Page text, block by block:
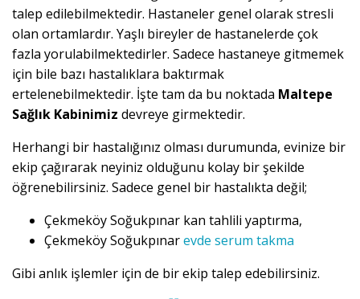
talep edilebilmektedir. Hastaneler genel olarak stresli
olan ortamlardır. Yaşlı bireyler de hastanelerde çok
fazla yorulabilmektedirler. Sadece hastaneye gitmemek
için bile bazı hastalıklara baktırmak
ertelenebilmektedir. İşte tam da bu noktada Maltepe
Sağlık Kabinimiz devreye girmektedir.
Herhangi bir hastalığınız olması durumunda, evinize bir
ekip çağırarak neyiniz olduğunu kolay bir şekilde
öğrenebilirsiniz. Sadece genel bir hastalıkta değil;
Çekmeköy Soğukpınar kan tahlili yaptırma,
Çekmeköy Soğukpınarevde serum takma
Gibi anlık işlemler için de bir ekip talep edebilirsiniz.